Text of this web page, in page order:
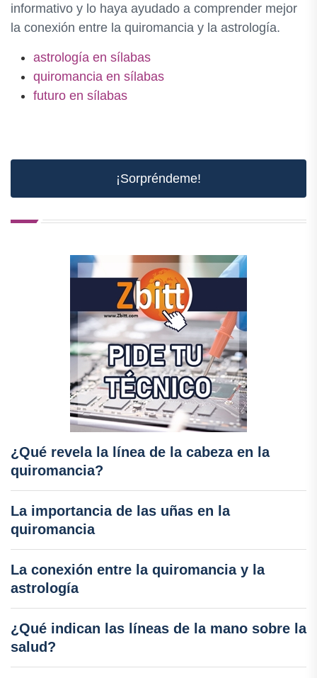
informativo y lo haya ayudado a comprender mejor
la conexión entre la quiromancia y la astrología.
astrología en sílabas
quiromancia en sílabas
futuro en sílabas
¡Sorpréndeme!
¿Qué revela la línea de la cabeza en la
quiromancia?
La importancia de las uñas en la
quiromancia
La conexión entre la quiromancia y la
astrología
¿Qué indican las líneas de la mano sobre la
salud?